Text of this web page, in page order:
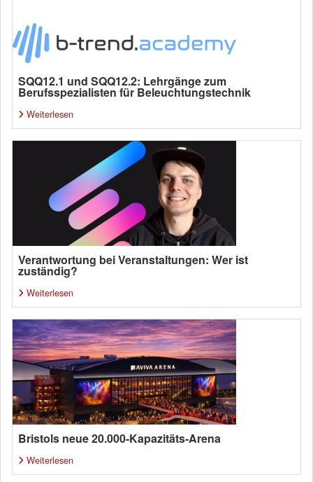
SQQ12.1 und SQQ12.2: Lehrgänge zum
Berufsspezialisten für Beleuchtungstechnik
Weiterlesen
Verantwortung bei Veranstaltungen: Wer ist
zuständig?
Weiterlesen
Bristols neue 20.000-Kapazitäts-Arena
Weiterlesen